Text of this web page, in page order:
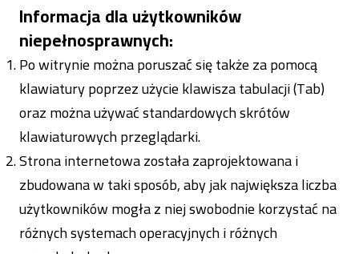
Informacja dla użytkowników
niepełnosprawnych:
Po witrynie można poruszać się także za pomocą
klawiatury poprzez użycie klawisza tabulacji (Tab)
oraz można używać standardowych skrótów
klawiaturowych przeglądarki.
Strona internetowa została zaprojektowana i
zbudowana w taki sposób, aby jak największa liczba
użytkowników mogła z niej swobodnie korzystać na
różnych systemach operacyjnych i różnych